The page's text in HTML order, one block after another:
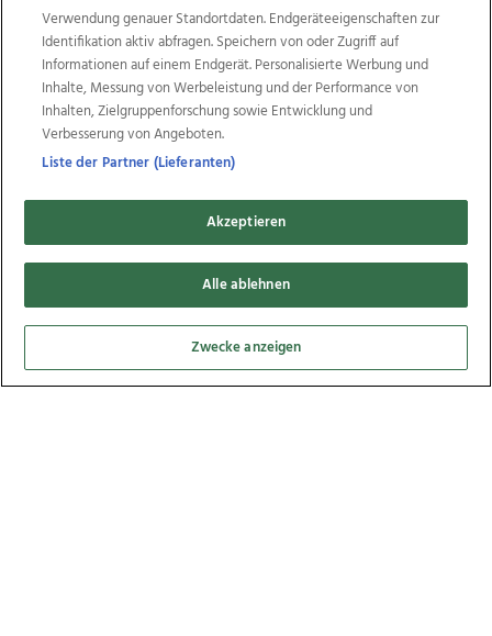
Caravan Salon Austria Messe Wels, 21.10.2021
5
Bilder
Verwendung genauer Standortdaten. Endgeräteeigenschaften zur
Identifikation aktiv abfragen. Speichern von oder Zugriff auf
Informationen auf einem Endgerät. Personalisierte Werbung und
Inhalte, Messung von Werbeleistung und der Performance von
Inhalten, Zielgruppenforschung sowie Entwicklung und
Verbesserung von Angeboten.
Liste der Partner (Lieferanten)
Akzeptieren
Alle ablehnen
Zwecke anzeigen